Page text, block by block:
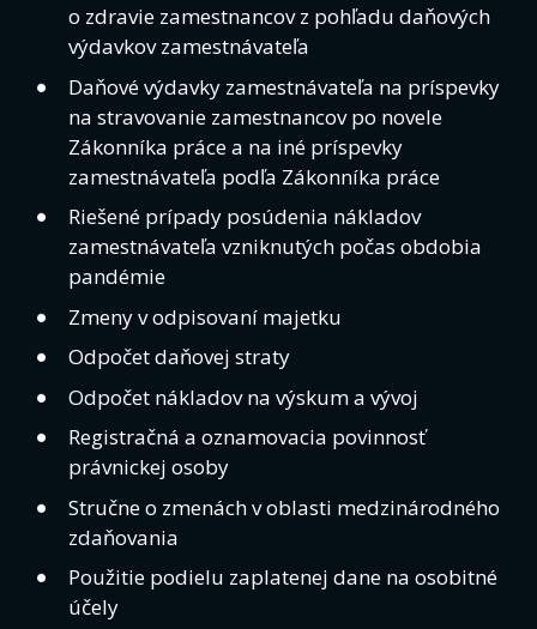
o zdravie zamestnancov z pohľadu daňových
výdavkov zamestnávateľa
Daňové výdavky zamestnávateľa na príspevky
na stravovanie zamestnancov po novele
Zákonníka práce a na iné príspevky
zamestnávateľa podľa Zákonníka práce
Riešené prípady posúdenia nákladov
zamestnávateľa vzniknutých počas obdobia
pandémie
Zmeny v odpisovaní majetku
Odpočet daňovej straty
Odpočet nákladov na výskum a vývoj
Registračná a oznamovacia povinnosť
právnickej osoby
Stručne o zmenách v oblasti medzinárodného
zdaňovania
Použitie podielu zaplatenej dane na osobitné
účely